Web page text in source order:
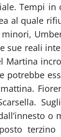
Tempi
al quale
sue reali
Martina
potrebbe
o
terzino